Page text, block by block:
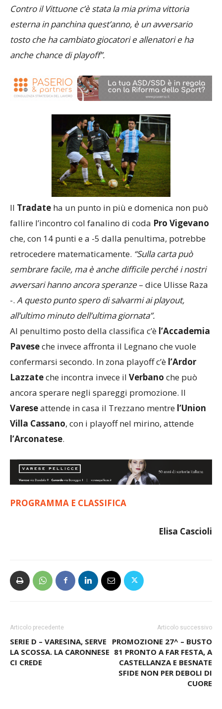
Contro il Vittuone c’è stata la mia prima vittoria
esterna in panchina quest’anno, è un avversario
tosto che ha cambiato giocatori e allenatori e ha
anche chance di playoff”.
ha un punto in più e domenica non può
che, con 14 punti e a -5 dalla penultima, potrebbe
retrocedere matematicamente.“Sulla carta può
sembrare facile, ma è anche difficile perché i nostri
avversari hanno ancora speranze
– dice Ulisse Raza
-.A questo punto spero di salvarmi ai playout,
all’ultimo minuto dell’ultima giornata”.
Al penultimo posto della classifica c’è
che invece affronta il Legnano che vuole
confermarsi secondo. In zona playoff c’è
ancora sperare negli spareggi promozione. Il
Varese
attende in casa il Trezzano mentre
Villa Cassano
Articolo precedente
SERIE D – VARESINA, SERVE
Articolo successivo
PROMOZIONE 27^ – BUSTO
81 PRONTO A FAR FESTA, A
CASTELLANZA E BESNATE